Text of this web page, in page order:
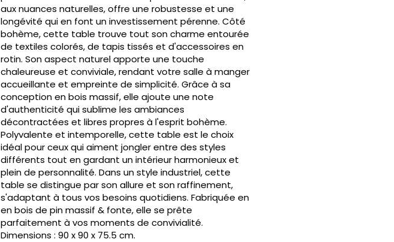
aux nuances naturelles, offre une robustesse et une
longévité qui en font un investissement pérenne. Côté
bohème, cette table trouve tout son charme entourée
de textiles colorés, de tapis tissés et d'accessoires en
rotin. Son aspect naturel apporte une touche
chaleureuse et conviviale, rendant votre salle à manger
accueillante et empreinte de simplicité. Grâce à sa
conception en bois massif, elle ajoute une note
d'authenticité qui sublime les ambiances
décontractées et libres propres à l'esprit bohème.
Polyvalente et intemporelle, cette table est le choix
idéal pour ceux qui aiment jongler entre des styles
différents tout en gardant un intérieur harmonieux et
plein de personnalité. Dans un style industriel, cette
table se distingue par son allure et son raffinement,
s'adaptant à tous vos besoins quotidiens. Fabriquée en
en bois de pin massif & fonte, elle se prête
parfaitement à vos moments de convivialité.
Dimensions : 90 x 90 x 75.5 cm.